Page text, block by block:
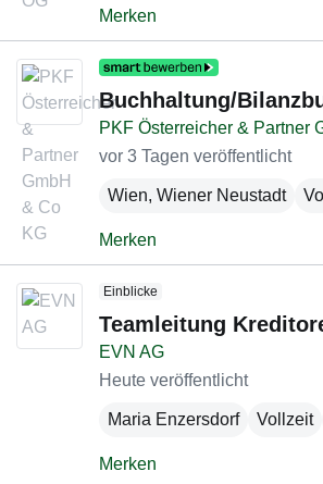
Merken
Buchhaltung/
PKF Österreicher & Partner
vor 3 Tagen veröffentlicht
Wien, Wiener Neustadt
Merken
Einblicke
Teamleitung
EVN AG
Heute veröffentlicht
Maria Enzersdorf Vollzeit
Merken